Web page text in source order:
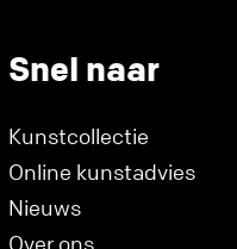
Snel naar
Kunstcollectie
Online kunstadvies
Nieuws
Over ons